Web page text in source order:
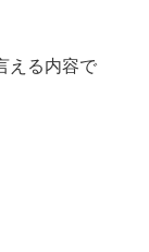
える内容で